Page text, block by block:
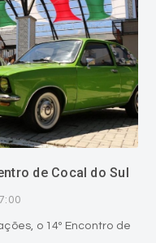
de Cocal do Sul
o 14º Encontro de